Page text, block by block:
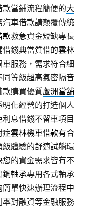
當鋪流程簡便的大
車借款請顛覆傳統
款救急資金短缺專長
借錢典當質借的雲林
服務，需求符合細
同等級超高氣密隔音
款購買優質蘆洲當舖
化經營的打造個人
利息借錢不留車項目
症雲林機車借款有合
體驗的舒適試躺環
您的資金需求皆有不
鋼軸承專用各式軸承
單快速辦理流程中
率對融資等金融服務